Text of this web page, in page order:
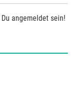
angemeldet sein!